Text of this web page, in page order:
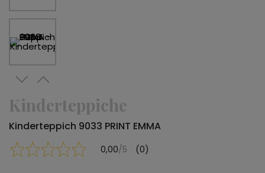
Kinderteppiche
Kinderteppich 9033 PRINT EMMA
0,00/5 (0)